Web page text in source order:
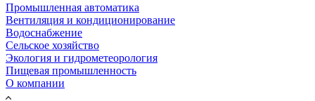
Промышленная автоматика
Вентиляция и кондиционирование
Водоснабжение
Сельское хозяйство
Экология и гидрометеорология
Пищевая промышленность
О компании